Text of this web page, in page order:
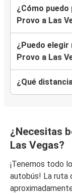
¿Cómo
Provo a Las
¿Puedo elegir
Provo a Las
¿Qué
¿Necesitas
Las Vegas?
¡Tenemos todo
autobús! La ruta